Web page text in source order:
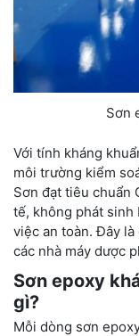
Sơn
Với tính kháng
môi trường kiểm
Sơn đạt tiêu chuẩn
tế, không phát
việc an toàn. Đây
các nhà máy dược
Sơn epoxy
gì?
Mỗi dòng sơn